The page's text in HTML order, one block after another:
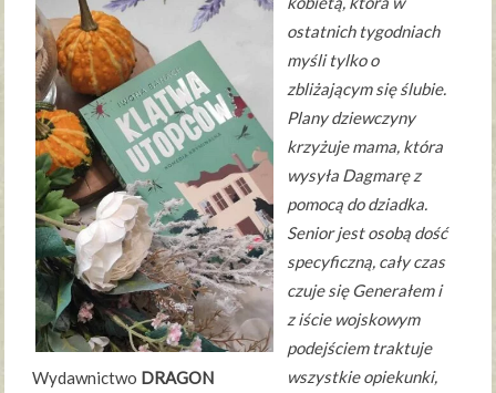
Wydawnictwo DRAGON
ostatnich tygodniach
myśli tylko o
zbliżającym się ślubie.
Plany dziewczyny
krzyżuje mama, która
wysyła Dagmarę z
pomocą do dziadka.
Senior jest osobą dość
specyficzną, cały czas
czuje się Generałem i
z iście wojskowym
podejściem traktuje
wszystkie opiekunki,